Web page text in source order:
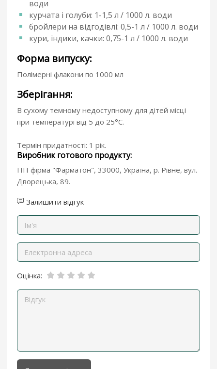
води
курчата і голуби: 1-1,5 л / 1000 л. води
бройлери на відгодівлі: 0,5-1 л / 1000 л. води
кури, індики, качки: 0,75-1 л / 1000 л. води
Форма випуску:
Полімерні флакони по 1000 мл
Зберігання:
В сухому темному недоступному для дітей місці
при температурі від 5 до 25°С.
Термін придатності: 1 рік.
Виробник готового продукту:
ПП фірма "Фарматон", 33000, Україна, р. Рівне, вул.
Дворецька, 89.
Залишити відгук
Оцінка: